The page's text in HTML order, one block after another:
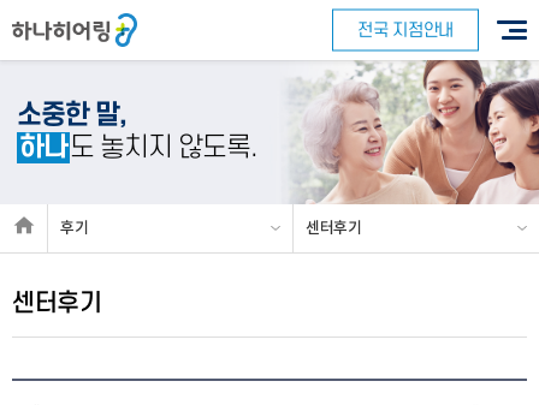
전국 지점안내
소중한 말,
하나도 놓치지 않도록.
후기 센터후기
센터후기